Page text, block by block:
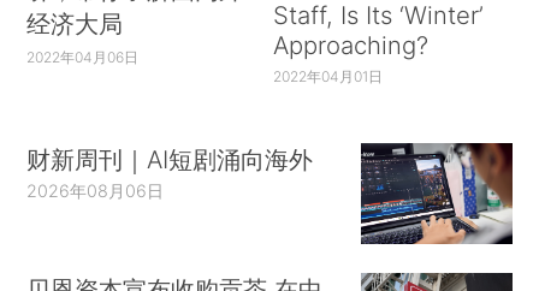
经济大局
2022年04月06日
Staff, Is Its ‘Winter’
Approaching?
2022年04月01日
财新周刊｜AI短剧涌向海外
2026年08月06日